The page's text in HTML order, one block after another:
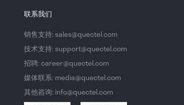
联系我们
销售支持: sales@quectel.com
技术支持: support@quectel.com
招聘: career@quectel.com
媒体联系: media@quectel.com
其他咨询: info@quectel.com